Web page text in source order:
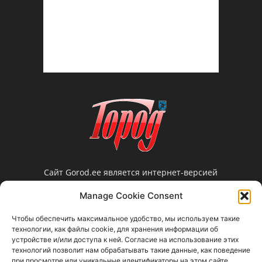
Manage Cookie Consent
Чтобы обеспечить максимальное удобство, мы используем такие
технологии, как файлы cookie, для хранения информации об
устройстве и/или доступа к ней. Согласие на использование этих
технологий позволит нам обрабатывать такие данные, как поведение
Сайт Gorod.ee является интернет-версией
нарвской еженедельной газеты «Город».
Редакция не несет ответственности за
рекламных объявлениях и не предоставляет
справочной информации.
Свяжитесь с нами:gorod@gorod.ee